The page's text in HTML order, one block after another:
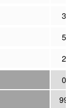
3
5
2
0
99